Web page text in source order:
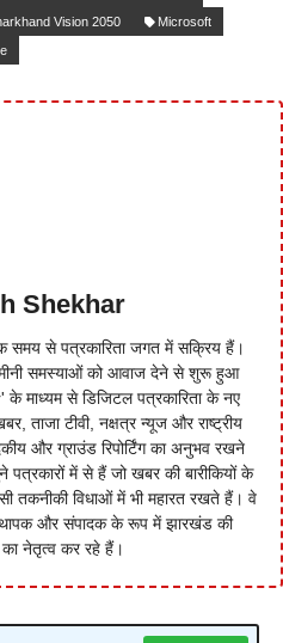
Vision 2050
Microsoft
Shekhar
समय से पत्रकारिता जगत में सक्रिय हैं।
समस्याओं को आवाज देने से शुरू हुआ
से डिजिटल पत्रकारिता के नए
ताजा टीवी, नक्षत्र न्यूज और राष्ट्रीय
और ग्राउंड रिपोर्टिंग का अनुभव रखने
में से हैं जो खबर की बारीकियों के
तकनीकी विधाओं में भी महारत रखते हैं। वे
और संपादक के रूप में झारखंड की
का नेतृत्व कर रहे हैं।